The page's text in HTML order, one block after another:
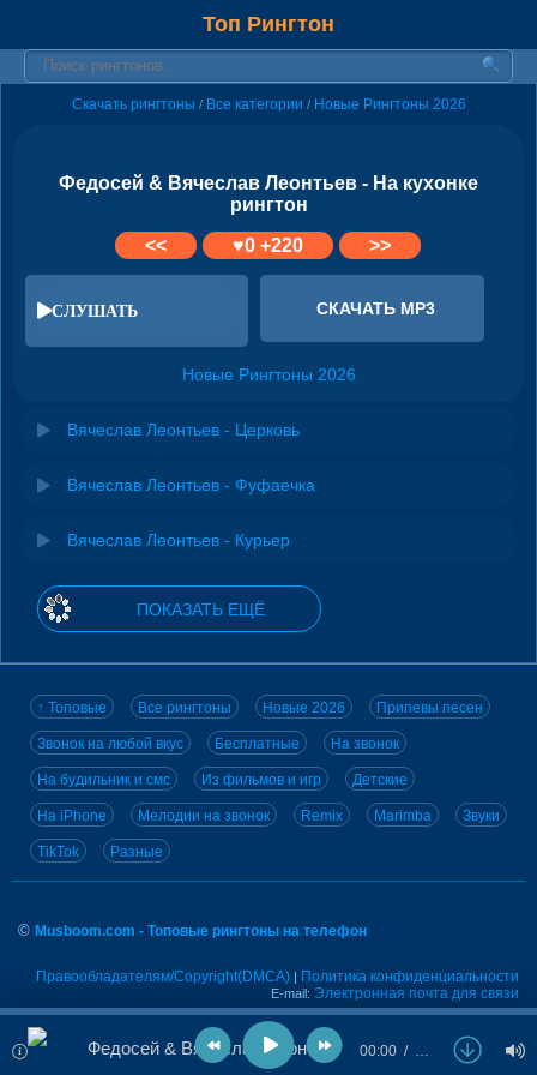
Топ Рингтон
Скачать рингтоны / Все категории / Новые Рингтоны 2026
Федосей & Вячеслав Леонтьев - На кухонке
рингтон
<<
♥0+220 >>
СЛУШАТЬ СКАЧАТЬ MP3
Новые Рингтоны 2026
Вячеслав Леонтьев - Церковь
Вячеслав Леонтьев - Фуфаечка
Вячеслав Леонтьев - Курьер
ПОКАЗАТЬ ЕЩЁ
↑ Топовые Все рингтоны Новые 2026 Припевы песен
Звонок на любой вкус Бесплатные На звонок
На будильник и смс Из фильмов и игр Детские
На iPhone Мелодии на звонок Remix Marimba Звуки
TikTok Разные
© Musboom.com - Топовые рингтоны на телефон
Правообладателям/Copyright(DMCA) | Политика конфиденциальности
E-mail: Электронная почта для связи
Федосей & Вячеслав Леонтьев - На кухонке 00:00 …